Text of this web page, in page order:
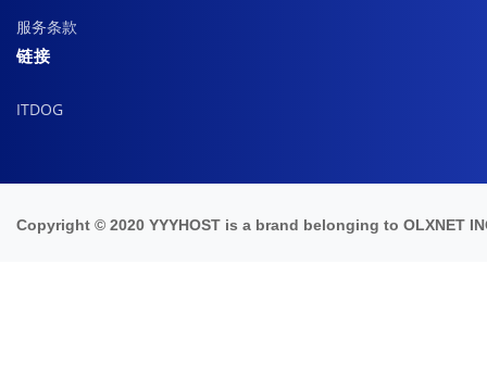
服务条款
链接
ITDOG
Copyright © 2020 YYYHOST is a brand belonging to OLXNET